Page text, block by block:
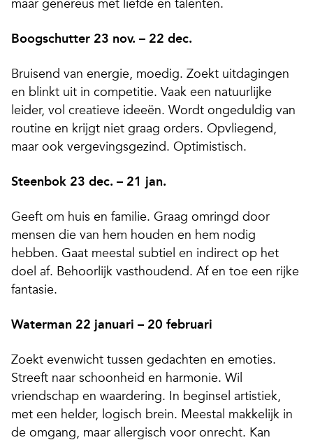
maar genereus met liefde en talenten.
Boogschutter 23 nov. – 22 dec.
Bruisend van energie, moedig. Zoekt uitdagingen
en blinkt uit in competitie. Vaak een natuurlijke
leider, vol creatieve ideeën. Wordt ongeduldig van
routine en krijgt niet graag orders. Opvliegend,
maar ook vergevingsgezind. Optimistisch.
Steenbok 23 dec. – 21 jan.
Geeft om huis en familie. Graag omringd door
mensen die van hem houden en hem nodig
hebben. Gaat meestal subtiel en indirect op het
doel af. Behoorlijk vasthoudend. Af en toe een rijke
fantasie.
Waterman 22 januari – 20 februari
Zoekt evenwicht tussen gedachten en emoties.
Streeft naar schoonheid en harmonie. Wil
vriendschap en waardering. In beginsel artistiek,
met een helder, logisch brein. Meestal makkelijk in
de omgang, maar allergisch voor onrecht. Kan